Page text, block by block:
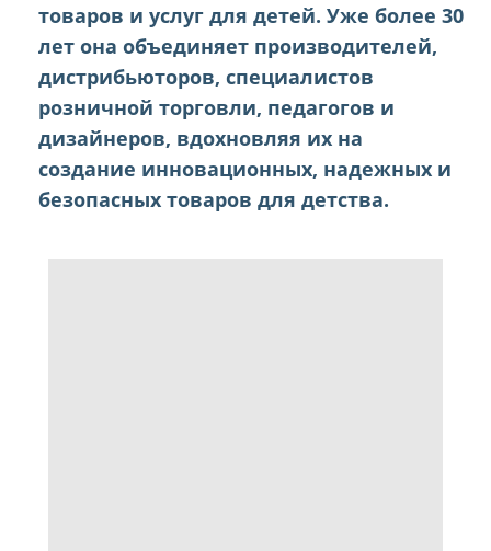
товаров и услуг для детей. Уже более 30
лет она объединяет производителей,
дистрибьюторов, специалистов
розничной торговли, педагогов и
дизайнеров, вдохновляя их на
создание инновационных, надежных и
безопасных товаров для детства.